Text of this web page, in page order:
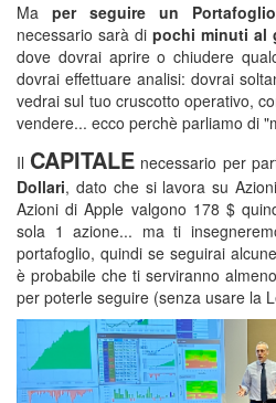
Ma per seguire un
necessario sarà di pochi minuti al
dove dovrai aprire o chiudere
dovrai effettuare analisi: dovrai
vedrai sul tuo cruscotto operativo,
vendere... ecco perchè parliamo di
Il CAPITALE necessario per
Dollari, dato che si lavora su
Azioni di Apple valgono 178 $
sola 1 azione... ma ti
portafoglio, quindi se seguirai
è probabile che ti serviranno
per poterle seguire (senza usare la